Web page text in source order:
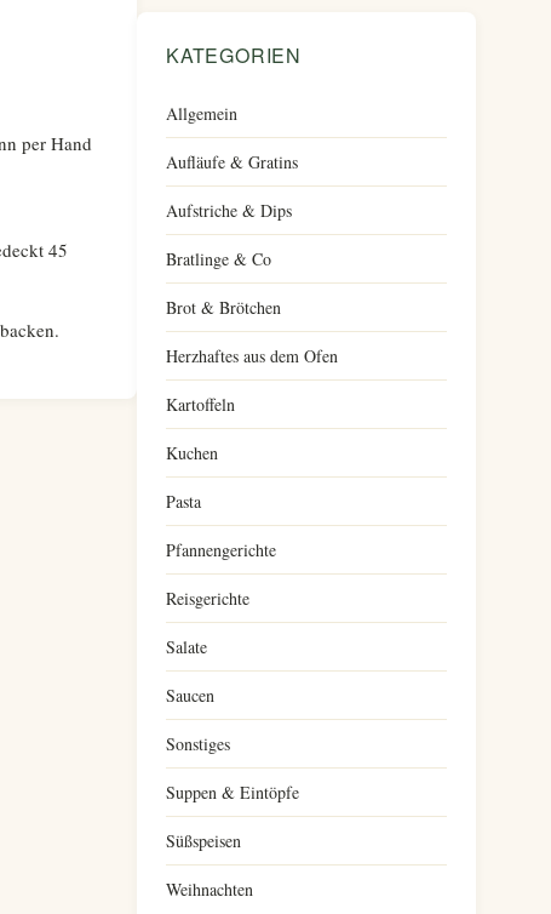
per Hand
45
KATEGORIEN
Allgemein
Aufläufe & Gratins
Aufstriche & Dips
Bratlinge & Co
Brot & Brötchen
Herzhaftes aus dem Ofen
Kartoffeln
Kuchen
Pasta
Pfannengerichte
Reisgerichte
Salate
Saucen
Sonstiges
Suppen & Eintöpfe
Süßspeisen
Weihnachten